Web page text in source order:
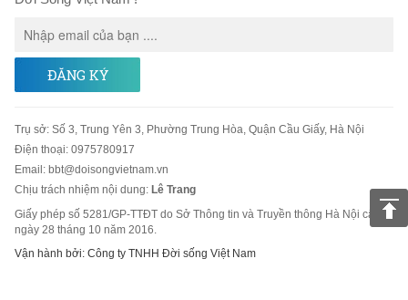
ĐĂNG KÝ
Trụ sở: Số 3, Trung Yên 3, Phường Trung Hòa, Quận Cầu Giấy, Hà Nội
Điện thoại: 0975780917
Email : bbt@doisongvietnam.vn
Chịu trách nhiệm nội dung: Lê Trang
Giấy phép số 5281/GP-TTĐT do Sở Thông tin và Truyền thông Hà Nội cấp
ngày 28 tháng 10 năm 2016.
Vận hành bởi: Công ty TNHH Đời sống Việt Nam